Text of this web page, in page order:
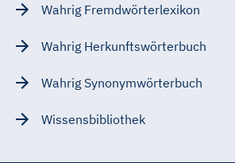
Wahrig Fremdwörterlexikon
Wahrig Herkunftswörterbuch
Wahrig Synonymwörterbuch
Wissensbibliothek